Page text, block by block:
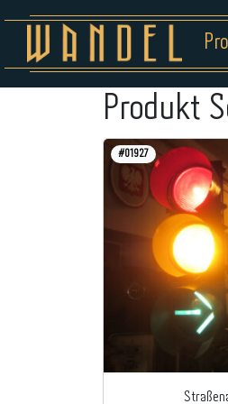
Produkt
#01927